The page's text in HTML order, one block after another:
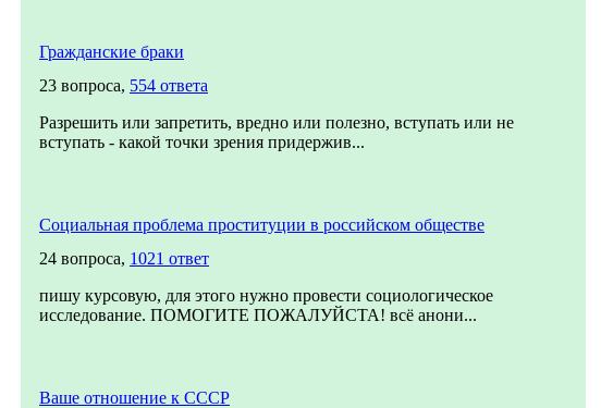
Гражданские браки
23 вопроса, 554 ответа
Разрешить или запретить, вредно или полезно, вступать или не
вступать - какой точки зрения придержив...
Социальная проблема проституции в российском обществе
24 вопроса, 1021 ответ
пишу курсовую, для этого нужно провести социологическое
исследование. ПОМОГИТЕ ПОЖАЛУЙСТА! всё анони...
Ваше отношение к СССР